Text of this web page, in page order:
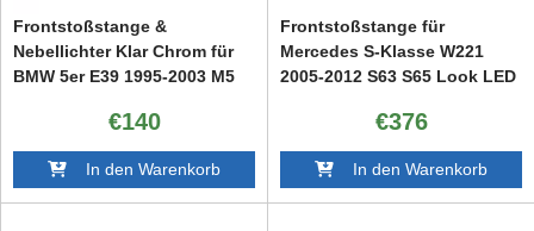
Frontstoßstange &
Nebellichter Klar Chrom für
BMW 5er E39 1995-2003 M5
€140
In den Warenkorb
Frontstoßstange für
Mercedes S-Klasse W221
2005-2012 S63 S65 Look LED
€376
In den Warenkorb